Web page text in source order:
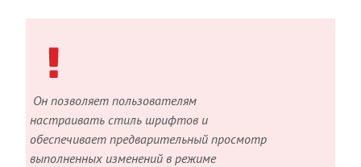
Он позволяет пользователям
настраивать стиль шрифтов и
обеспечивает предварительный просмотр
выполненных изменений в режиме